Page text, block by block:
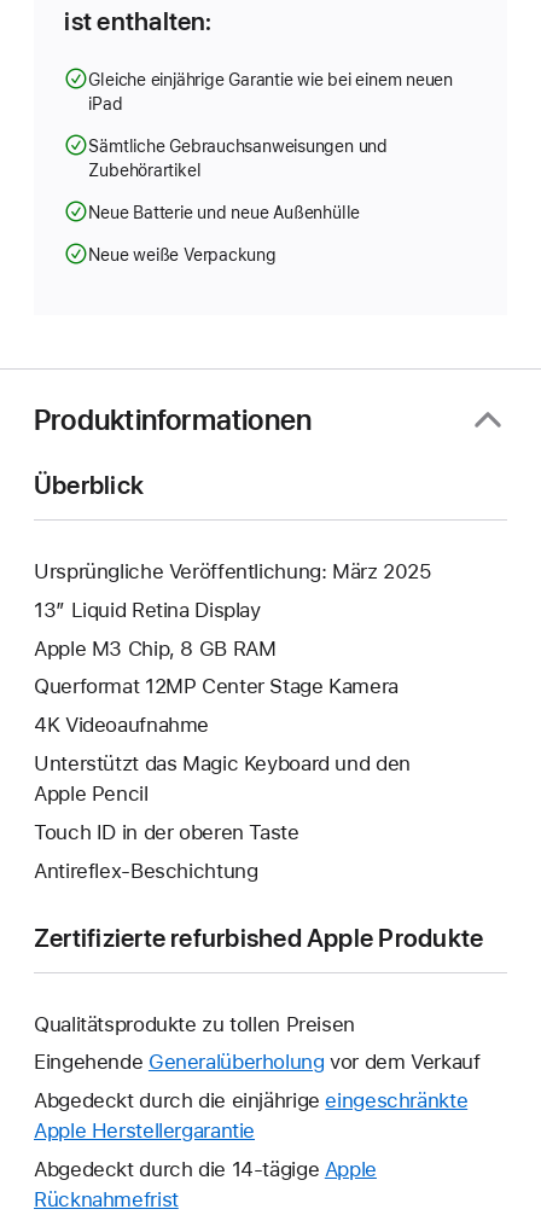
ist enthalten:
Gleiche einjährige Garantie wie bei einem neuen
iPad
Sämtliche Gebrauchsanweisungen und
Zubehörartikel
Neue Batterie und neue Außenhülle
Neue weiße Verpackung
Produktinformationen
Überblick
Ursprüngliche Veröffentlichung: März 2025
13” Liquid Retina Display
Apple M3 Chip, 8 GB RAM
Querformat 12MP Center Stage Kamera
4K Video­aufnahme
Unterstützt das Magic Keyboard und den
Apple Pencil
Touch ID in der oberen Taste
Antireflex-Beschichtung
Zertifizierte refurbished Apple Produkte
Qualitätsprodukte zu tollen Preisen
Eingehende Generalüberholung vor dem Verkauf
Abgedeckt durch die einjährige eingeschränkte
Apple Herstellergarantie
neues
Abgedeckt durch die 14-tägige Apple
RücknahmefristEin